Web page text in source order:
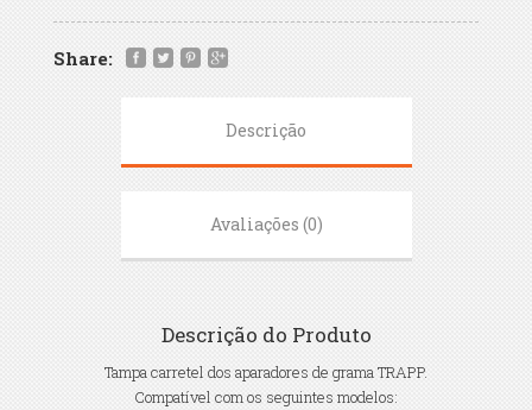
Share:
Descrição
Avaliações (0)
Descrição do Produto
Tampa carretel dos aparadores de grama TRAPP.
Compatível com os seguintes modelos: